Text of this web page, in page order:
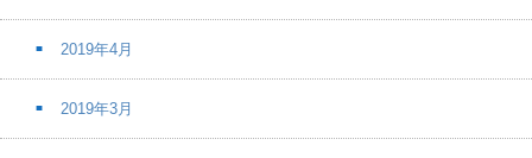
2019年4月
2019年3月